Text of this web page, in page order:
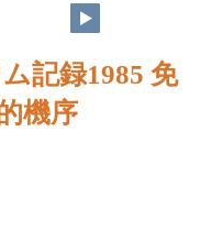
記録1985 免
機序